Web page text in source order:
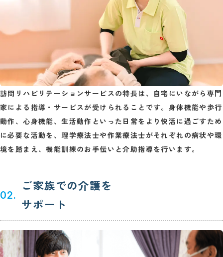
訪問リハビリテーションサービスの特長は、自宅にいながら専門
家による指導・サービスが受けられることです。身体機能や歩行
動作、心身機能、生活動作といった日常をより快活に過ごすため
に必要な活動を、理学療法士や作業療法士がそれぞれの病状や環
境を踏まえ、機能訓練のお手伝いと介助指導を行います。
02.
ご家族での介護を
サポート